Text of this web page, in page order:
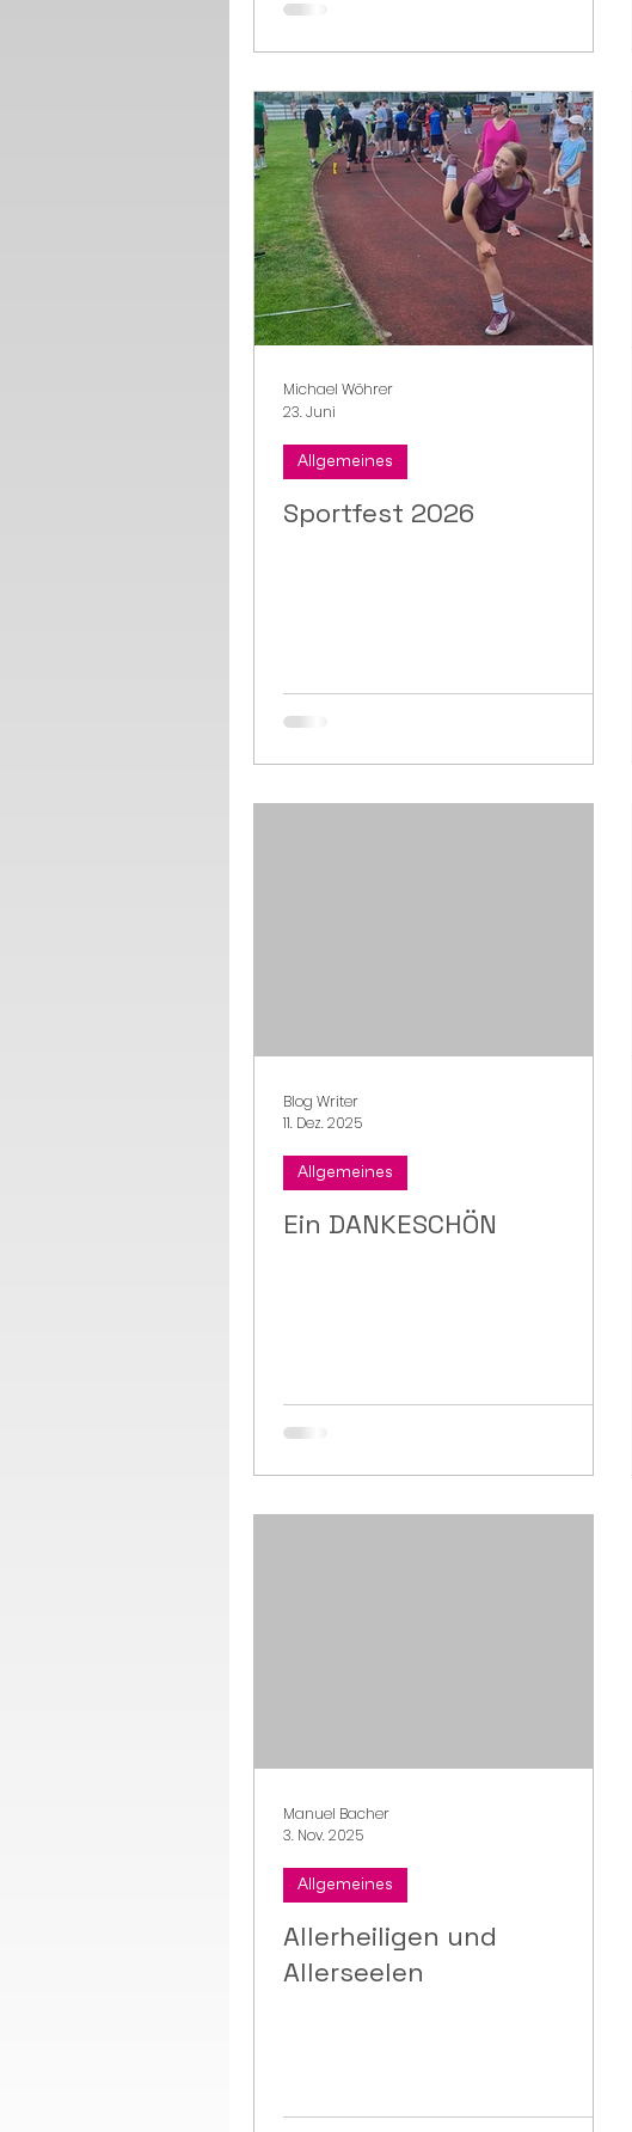
Sportfest 2026
Allgemeines
Michael Wöhrer
23. Juni
Ein DANKESCHÖN
Allgemeines
Blog Writer
11. Dez. 2025
Allerheiligen und
Allerseelen
Allgemeines
Manuel Bacher
3. Nov. 2025